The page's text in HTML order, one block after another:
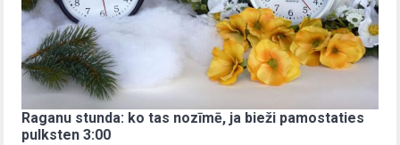
Raganu stunda: ko tas nozīmē, ja bieži pamostaties
pulksten 3:00